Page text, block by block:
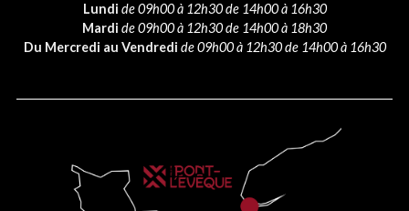
Lundi de 09h00 à 12h30 de 14h00 à 16h30
Mardi de 09h00 à 12h30 de 14h00 à 18h30
Du Mercredi au Vendredi de 09h00 à 12h30 de 14h00 à 16h30